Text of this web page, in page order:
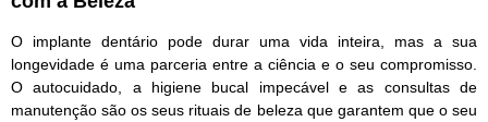
O implante dentário pode durar uma vida inteira, mas a sua
longevidade é uma parceria entre a ciência e o seu compromisso.
O autocuidado, a higiene bucal impecável e as consultas de
manutenção são os seus rituais de beleza que garantem que o seu